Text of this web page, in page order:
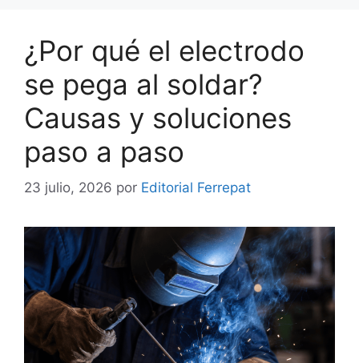
¿Por qué el electrodo
se pega al soldar?
Causas y soluciones
paso a paso
23 julio, 2026 por Editorial Ferrepat